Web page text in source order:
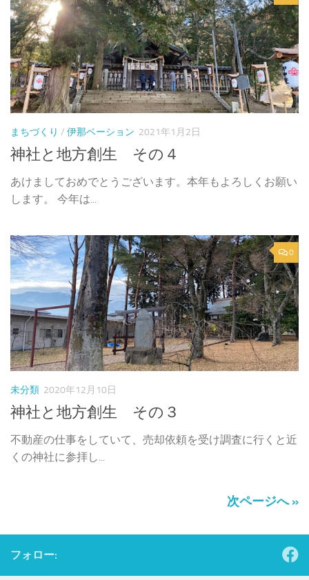
まちづくり / 伊那ベーション 2021年1月2日
神社と地方創生 その４
あけましておめでとうございます。本年もよろしくお願い
します。 今年は...
0
未分類 2020年12月10日
神社と地方創生 その３
不動産の仕事をしていて、売却依頼を受け調査に行くと近
くの神社に参拝し...
次ページへ »
フォロー: